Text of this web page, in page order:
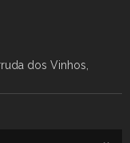
dos Vinhos,